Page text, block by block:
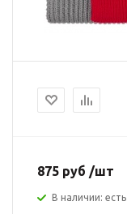
875 руб /шт
В наличии: есть